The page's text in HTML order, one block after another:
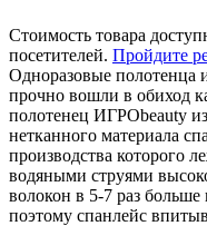
Стоимость товара
посетителей. Пройдите
Одноразовые полотенца
прочно вошли в обиход
полотенец ИГРОbeauty
нетканного материала
производства которого
водяными струями
волокон в 5-7 раз
поэтому спанлейс